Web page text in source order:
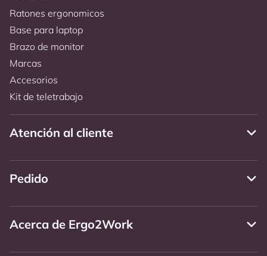
Ratones ergonomicos
Base para laptop
Brazo de monitor
Marcas
Accesorios
Kit de teletrabajo
Atención al cliente
Pedido
Acerca de Ergo2Work